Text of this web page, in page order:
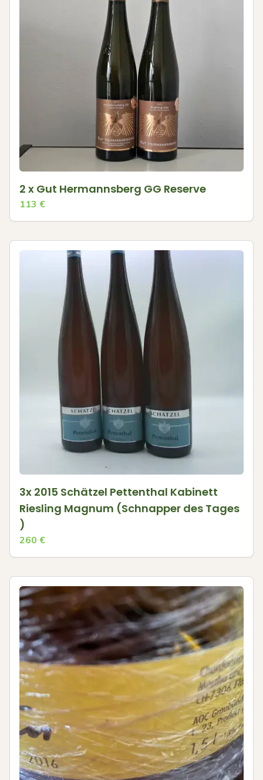
2 x Gut Hermannsberg GG Reserve
113 €
3x 2015 Schätzel Pettenthal Kabinett
Riesling Magnum (Schnapper des Tages
)
260 €